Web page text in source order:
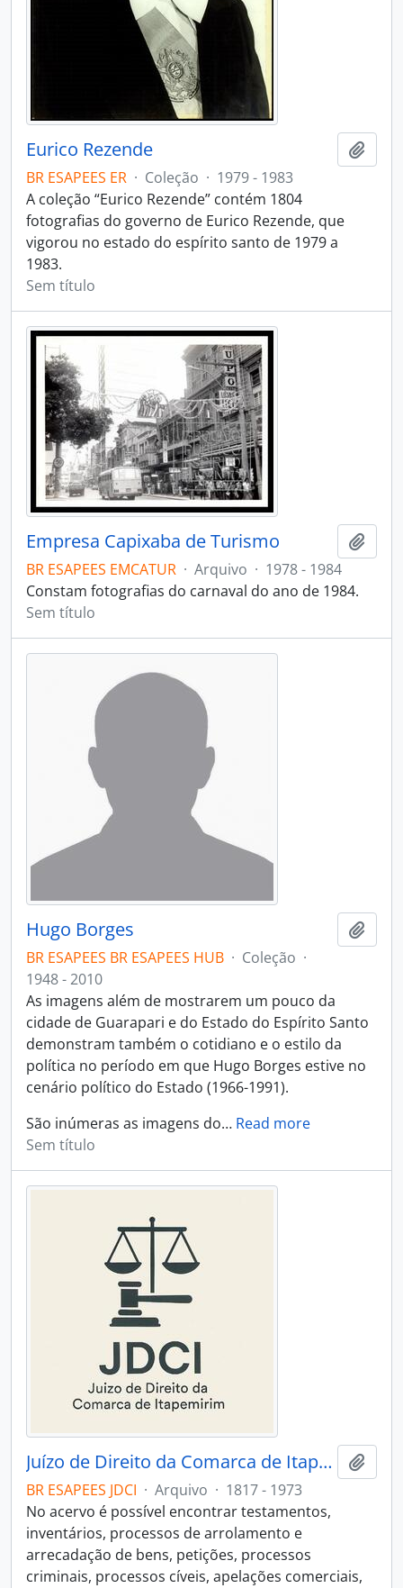
Eurico Rezende
BR ESAPEES ER · Coleção · 1979 - 1983
A coleção “Eurico Rezende” contém 1804
fotografias do governo de Eurico Rezende, que
vigorou no estado do espírito santo de 1979 a
1983.
Sem título
Empresa Capixaba de Turismo
BR ESAPEES EMCATUR · Arquivo · 1978 - 1984
Constam fotografias do carnaval do ano de 1984.
Sem título
Hugo Borges
BR ESAPEES BR ESAPEES HUB · Coleção ·
1948 - 2010
As imagens além de mostrarem um pouco da
cidade de Guarapari e do Estado do Espírito Santo
demonstram também o cotidiano e o estilo da
política no período em que Hugo Borges estive no
cenário político do Estado (1966-1991).
São inúmeras as imagens do… Read more
Sem título
Juízo de Direito da Comarca de Itapemirim
BR ESAPEES JDCI · Arquivo · 1817 - 1973
No acervo é possível encontrar testamentos,
inventários, processos de arrolamento e
arrecadação de bens, petições, processos
criminais, processos cíveis, apelações comerciais,